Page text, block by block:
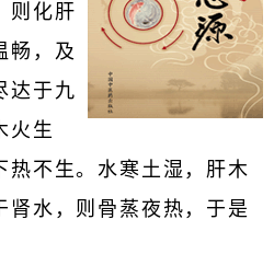
则化肝
畅，及
达于九
火生
热不生。水寒土湿，肝木
肾水，则骨蒸夜热，于是